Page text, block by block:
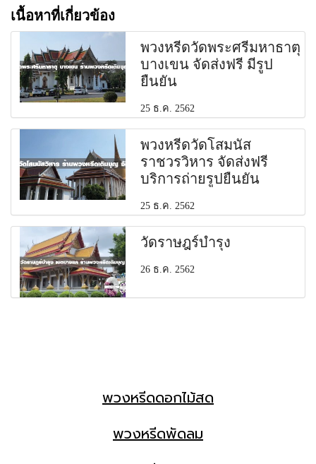
เนื้อหาที่เกี่ยวข้อง
พวงหรีดวัดพระศรีมหาธาตุ
บางเขน จัดส่งฟรี มีรูป
ยืนยัน
25 ธ.ค. 2562
พวงหรีดวัดโสมนัส
ราชวรวิหาร จัดส่งฟรี
บริการถ่ายรูปยืนยัน
25 ธ.ค. 2562
วัดราษฎร์บำรุง
26 ธ.ค. 2562
พวงหรีดดอกไม้สด
พวงหรีดพัดลม